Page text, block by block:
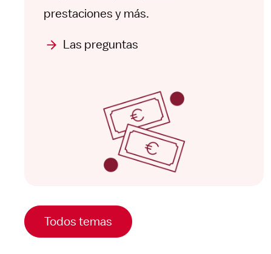
prestaciones y más.
Las preguntas
Todos temas